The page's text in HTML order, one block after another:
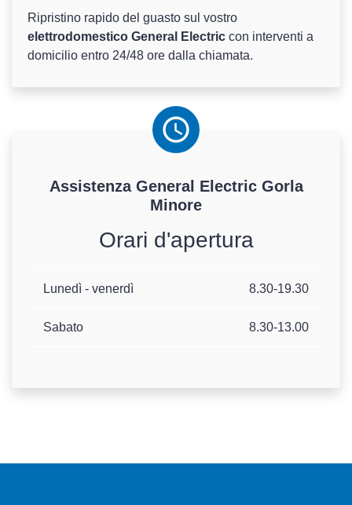
Ripristino rapido del guasto sul vostro
elettrodomestico General Electric con interventi a
domicilio entro 24/48 ore dalla chiamata.
Assistenza General ElectricGorla
Minore
Orari d'apertura
Lunedì - venerdì 8.30-19.30
Sabato 8.30-13.00